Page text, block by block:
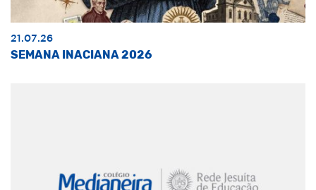
21.07.26
SEMANA INACIANA 2026